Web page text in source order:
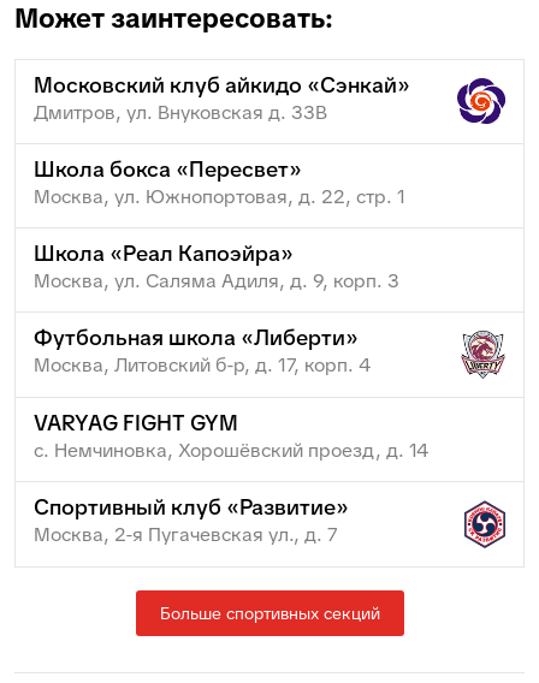
Может заинтересовать:
Московский клуб айкидо «Сэнкай»
Дмитров, ул. Внуковская д. 33В
Школа бокса «Пересвет»
Москва, ул. Южнопортовая, д. 22, стр. 1
Школа «Реал Капоэйра»
Москва, ул. Саляма Адиля, д. 9, корп. 3
Футбольная школа «Либерти»
Москва, Литовский б-р, д. 17, корп. 4
VARYAG FIGHT GYM
с. Немчиновка, Хорошёвский проезд, д. 14
Спортивный клуб «Развитие»
Москва, 2-я Пугачевская ул., д. 7
Больше спортивных секций